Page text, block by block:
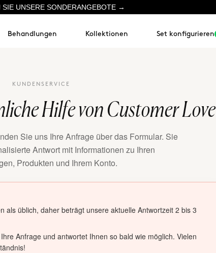
SIE UNSERE SONDERANGEBOTE →
Behandlungen Kollektionen Set konfigurieren
KUNDENSERVICE
Hilfe von Customer Love
Sie uns Ihre Anfrage über das Formular. Sie
Antwort mit Informationen zu Ihren
Produkten und Ihrem Konto.
als üblich, daher beträgt unsere aktuelle Antwortzeit 2 bis 3
Anfrage und antwortet Ihnen so bald wie möglich. Vielen